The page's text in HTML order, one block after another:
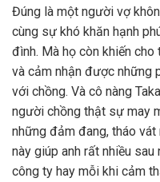
Đúng là một người vợ
cùng sự khó khăn hạnh
đình. Mà họ còn khiến
và cảm nhận được những
với chồng. Và cô nàng
người chồng thật sự may
những đảm đang, tháo
này giúp anh rất nhiều
công ty hay mỗi khi cảm